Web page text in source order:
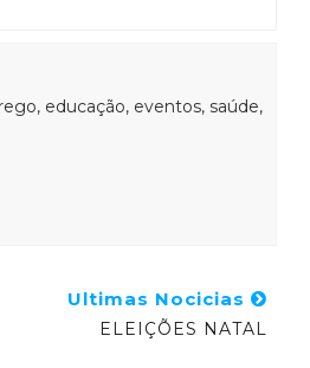
educação, eventos, saúde,
Ultimas Nocicias
ELEIÇÕES NATAL